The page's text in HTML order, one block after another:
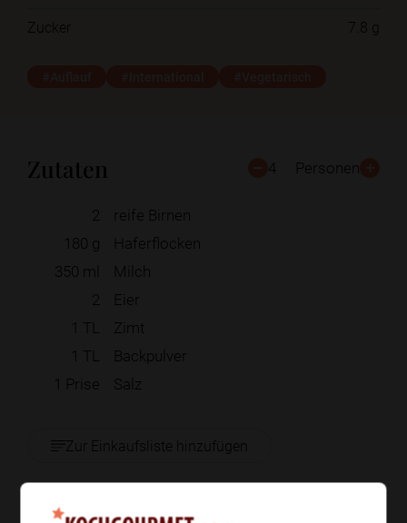
Zucker
7.8 g
Zutaten 4 Personen
2
reife Birnen
180 g
Haferflocken
350 ml
Milch
2
Eier
1 TL
Zimt
1 TL
Backpulver
1 Prise Salz
Zur Einkaufsliste hinzufügen